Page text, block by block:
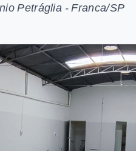
Petráglia - Franca/SP